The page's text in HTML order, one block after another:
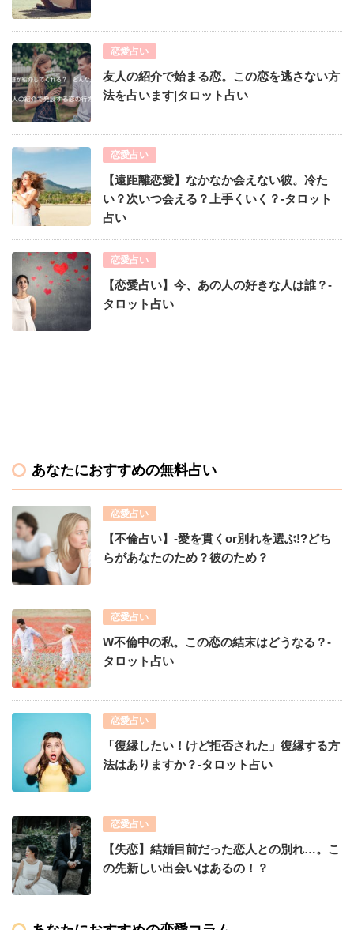
恋愛占い
友人の紹介で始まる恋。この恋を逃さない方
法を占います|タロット占い
恋愛占い
【遠距離恋愛】なかなか会えない彼。冷た
い？次いつ会える？上手くいく？-タロット
占い
恋愛占い
【恋愛占い】今、あの人の好きな人は誰？-
タロット占い
あなたにおすすめの無料占い
恋愛占い
【不倫占い】-愛を貫くor別れを選ぶ!?どち
らがあなたのため？彼のため？
恋愛占い
W不倫中の私。この恋の結末はどうなる？-
タロット占い
恋愛占い
「復縁したい！けど拒否された」復縁する方
法はありますか？-タロット占い
恋愛占い
【失恋】結婚目前だった恋人との別れ…。こ
の先新しい出会いはあるの！？